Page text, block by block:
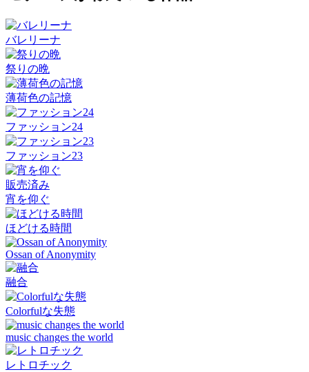
バレリーナ
祭りの晩
薄荷色の記憶
ファッション24
ファッション23
販売済み
宵を仰ぐ
ほどける時間
Ossan of Anonymity
融合
Colorfulな失態
music changes the world
レトロチック